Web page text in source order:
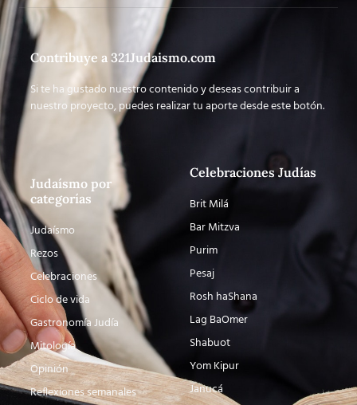
Contribuye a 321Judaismo.com
Si te ha gustado nuestro contenido y deseas contribuir a
nuestro proyecto, puedes realizar tu aporte desde este botón.
Judaísmo por
categorías
Judaísmo
Rezos
Celebraciones
Ciclo de vida
Gastronomía Judía
Mitología
Opinión
Reflexiones semanales
Celebraciones Judías
Brit Milá
Bar Mitzva
Purim
Pesaj
Rosh haShana
Lag BaOmer
Shabuot
Yom Kipur
Janucá